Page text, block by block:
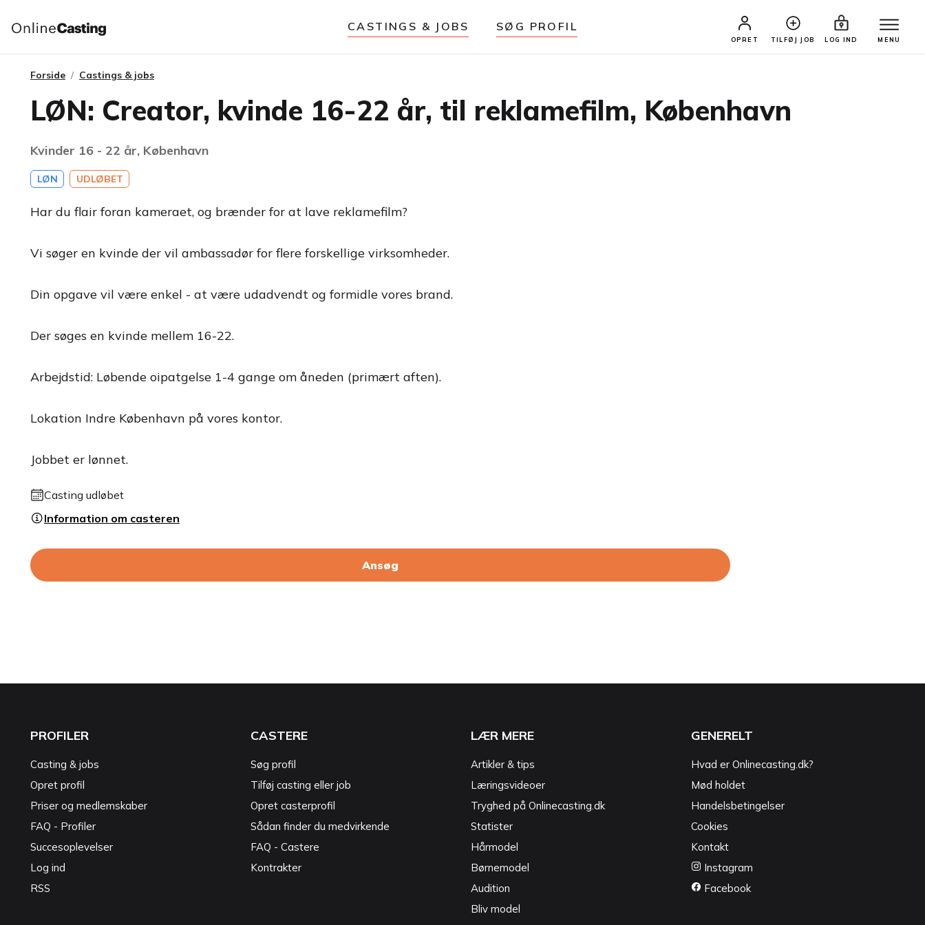
CASTINGS & JOBS SØG PROFIL
OPRET TILFØJ JOB LOG IND MENU
Forside Castings & jobs
LØN: Creator, kvinde 16-22 år, til reklamefilm, København
Kvinder 16 - 22 år, København
LØN UDLØBET
Har du flair foran kameraet, og brænder for at lave reklamefilm?
Vi søger en kvinde der vil ambassadør for flere forskellige virksomheder.
Din opgave vil være enkel - at være udadvendt og formidle vores brand.
Der søges en kvinde mellem 16-22.
Arbejdstid: Løbende oipatgelse 1-4 gange om åneden (primært aften).
Lokation Indre København på vores kontor.
Jobbet er lønnet.
Casting udløbet
Information om casteren
Ansøg
PROFILER
Casting & jobs
Opret profil
Priser og medlemskaber
FAQ - Profiler
Succesoplevelser
Log ind
RSS
CASTERE
Søg profil
Tilføj casting eller job
Opret casterprofil
Sådan finder du medvirkende
FAQ - Castere
Kontrakter
LÆR MERE
Artikler & tips
Læringsvideoer
Tryghed på Onlinecasting.dk
Statister
Hårmodel
Børnemodel
Audition
Bliv model
GENERELT
Hvad er Onlinecasting.dk?
Mød holdet
Handelsbetingelser
Cookies
Kontakt
Instagram
Facebook